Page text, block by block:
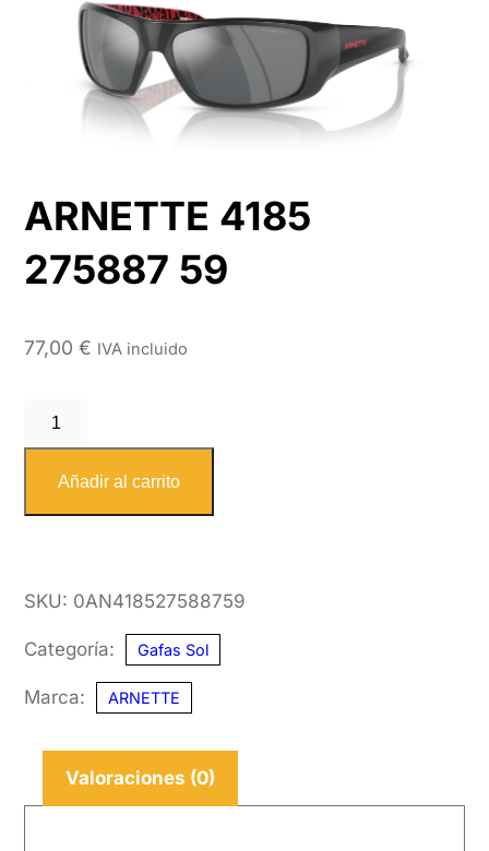
ARNETTE 4185
275887 59
77,00€ IVA incluido
ARNETTE
4185
275887
Añadir al carrito
SKU: 0AN418527588759
Categoría: Gafas Sol
Marca: ARNETTE
Valoraciones (0)